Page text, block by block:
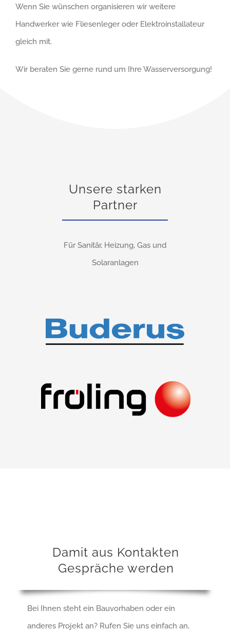
Wenn Sie wünschen organisieren wir weitere
Handwerker wie Fliesenleger oder Elektroinstallateur
gleich mit.
Wir beraten Sie gerne rund um Ihre Wasserversorgung!
Unsere starken
Partner
Für Sanitär, Heizung, Gas und
Solaranlagen
Damit aus Kontakten
Gespräche werden
Bei Ihnen steht ein Bauvorhaben oder ein
anderes Projekt an? Rufen Sie uns einfach an,